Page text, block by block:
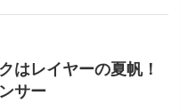
はレイヤーの夏帆！
サー